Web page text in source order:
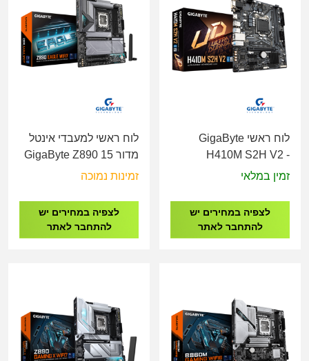
לוח ראשי GigaByte
H410M S2H V2 -
Socket 1200
זמין במלאי
לצפיה במחירים יש
להתחבר לאתר
לוח ראשי למעבדי אינטל
מדור 15 GigaByte Z890
EAGLE WIFI7 DDR5 -
זמינות נמוכה
לצפיה במחירים יש
להתחבר לאתר